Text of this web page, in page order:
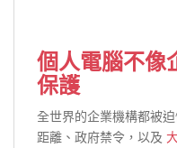
個人電腦不像
保護
全世界的企業機構都被
距離、政府禁令，以及